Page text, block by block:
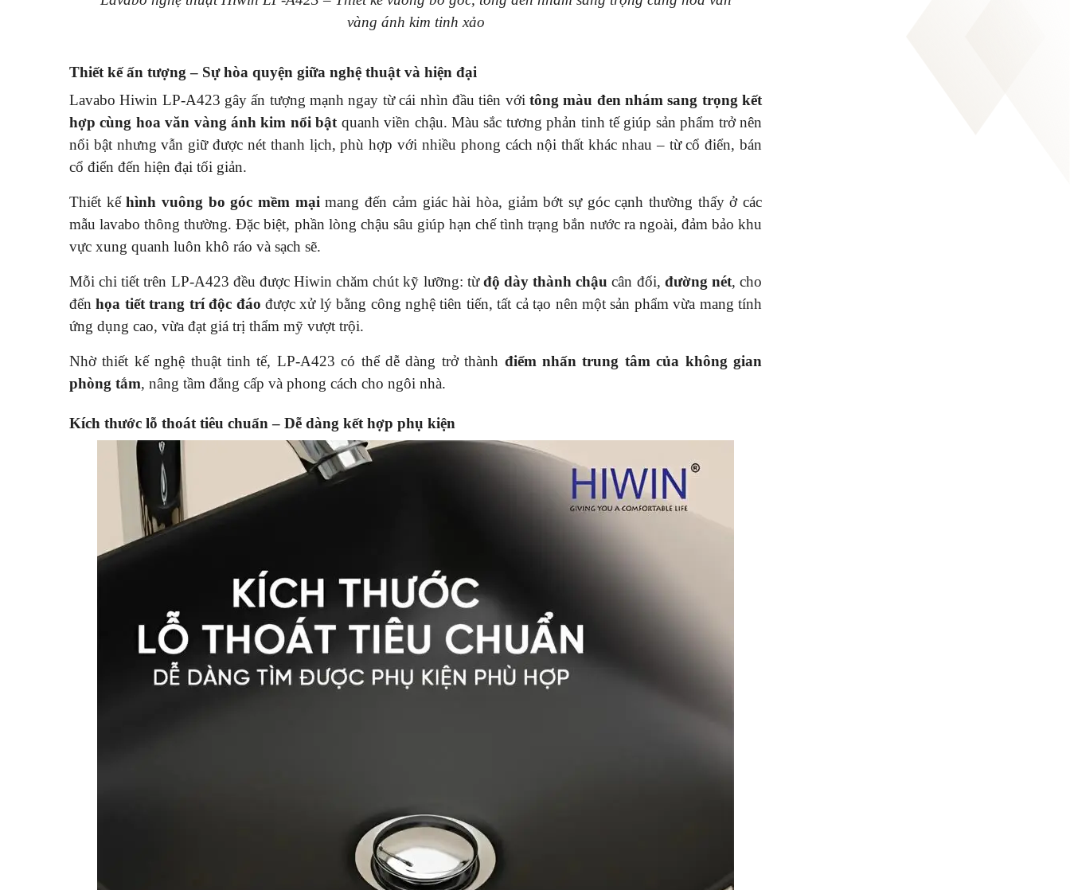
vàng ánh kim tinh xảo
Thiết kế ấn tượng – Sự hòa quyện giữa nghệ thuật và hiện đại
Lavabo Hiwin LP-A423 gây ấn tượng mạnh ngay từ cái nhìn đầu tiên với tông màu đen nhám sang trọng kết
hợp cùng hoa văn vàng ánh kim nổi bật quanh viền chậu. Màu sắc tương phản tinh tế giúp sản phẩm trở nên
nổi bật nhưng vẫn giữ được nét thanh lịch, phù hợp với nhiều phong cách nội thất khác nhau – từ cổ điển, bán
cổ điển đến hiện đại tối giản.
Thiết kếhình vuông bo góc mềm mại mang đến cảm giác hài hòa, giảm bớt sự góc cạnh thường thấy ở các
mẫu lavabo thông thường. Đặc biệt, phần lòng chậu sâu giúp hạn chế tình trạng bắn nước ra ngoài, đảm bảo khu
vực xung quanh luôn khô ráo và sạch sẽ.
Mỗi chi tiết trên LP-A423 đều được Hiwin chăm chút kỹ lưỡng: từđộ dày thành chậu cân đối, đường nét, cho
đếnhọa tiết trang trí độc đáo được xử lý bằng công nghệ tiên tiến, tất cả tạo nên một sản phẩm vừa mang tính
ứng dụng cao, vừa đạt giá trị thẩm mỹ vượt trội.
Nhờ thiết kế nghệ thuật tinh tế, LP-A423 có thể dễ dàng trở thành điểm nhấn trung tâm của không gian
phòng tắm, nâng tầm đẳng cấp và phong cách cho ngôi nhà.
Kích thước lỗ thoát tiêu chuẩn – Dễ dàng kết hợp phụ kiện